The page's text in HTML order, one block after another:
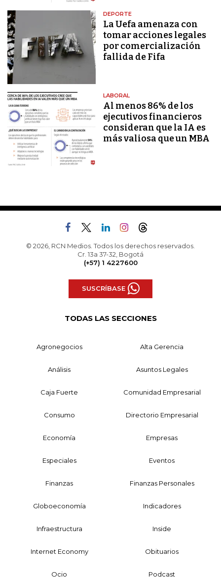
DEPORTE
La Uefa amenaza con
tomar acciones legales
por comercialización
fallida de Fifa
LABORAL
Al menos 86% de los
ejecutivos financieros
consideran que la IA es
más valiosa que un MBA
© 2026, RCN Medios. Todos los derechos reservados.
Cr. 13a 37-32, Bogotá
(+57) 1 4227600
SUSCRÍBASE
TODAS LAS SECCIONES
Agronegocios Alta Gerencia
Análisis Asuntos Legales
Caja Fuerte Comunidad Empresarial
Consumo Directorio Empresarial
Economía Empresas
Especiales Eventos
Finanzas Finanzas Personales
Globoeconomía Indicadores
Infraestructura Inside
Internet Economy Obituarios
Ocio Podcast